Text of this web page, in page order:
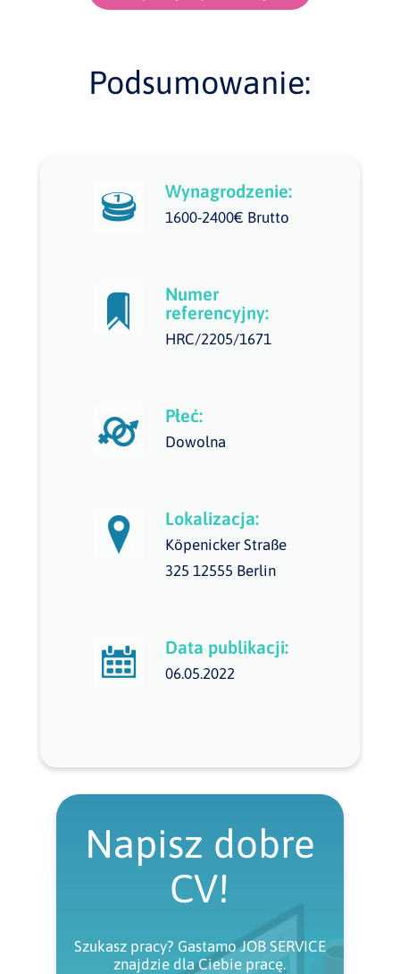
Podsumowanie:
Wynagrodzenie:
1600-2400€ Brutto
Numer
referencyjny:
HRC/2205/1671
Płeć:
Dowolna
Lokalizacja:
Köpenicker Straße
325 12555 Berlin
Data publikacji:
06.05.2022
Napisz dobre
CV!
Szukasz pracy? Gastamo JOB SERVICE
znajdzie dla Ciebie pracę.